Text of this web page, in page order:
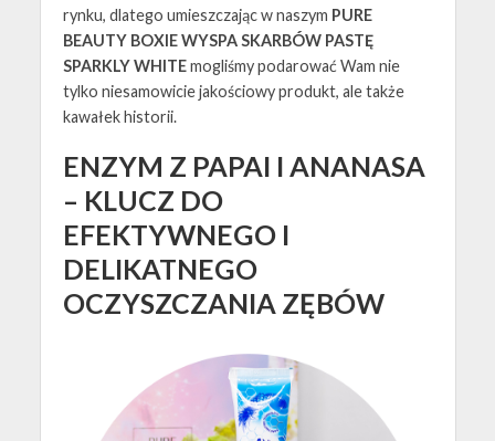
rynku, dlatego umieszczając w naszym PURE
BEAUTY BOXIE WYSPA SKARBÓW PASTĘ
SPARKLY WHITEmogliśmy podarować Wam nie
tylko niesamowicie jakościowy produkt, ale także
kawałek historii.
ENZYM Z PAPAI I ANANASA
– KLUCZ DO
EFEKTYWNEGO I
DELIKATNEGO
OCZYSZCZANIA ZĘBÓW